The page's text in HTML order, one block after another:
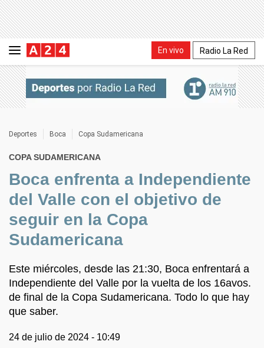
En vivo Radio La Red
Deportes Boca Copa Sudamericana
COPA SUDAMERICANA
Boca enfrenta a Independiente
del Valle con el objetivo de
seguir en la Copa
Sudamericana
Este miércoles, desde las 21:30, Boca enfrentará a
Independiente del Valle por la vuelta de los 16avos.
de final de la Copa Sudamericana. Todo lo que hay
que saber.
24 de julio de 2024 - 10:49